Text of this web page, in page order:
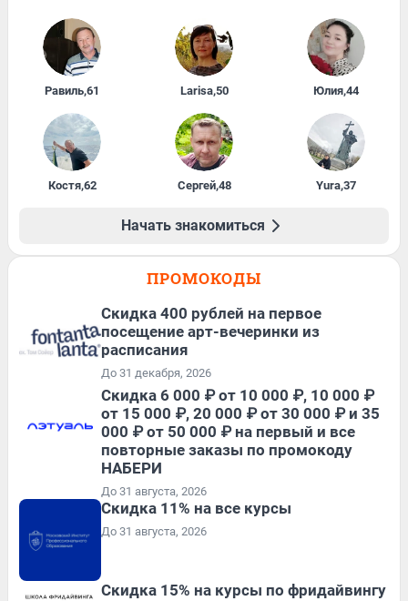
Равиль,61 Larisa,50 Юлия,44
Костя,62 Сергей,48 Yura,37
Начать знакомиться
ПРОМОКОДЫ
Cкидка 400 рублей на первое
посещение арт-вечеринки из
расписания
До 31 декабря, 2026
Скидка 6 000 ₽ от 10 000 ₽, 10 000 ₽
от 15 000 ₽, 20 000 ₽ от 30 000 ₽ и 35
000 ₽ от 50 000 ₽ на первый и все
повторные заказы по промокоду
НАБЕРИ
До 31 августа, 2026
Скидка 11% на все курсы
До 31 августа, 2026
Скидка 15% на курсы по фридайвингу